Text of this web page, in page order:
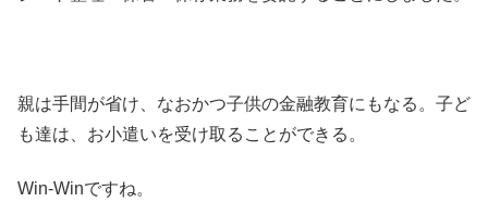
親は手間が省け、なおかつ子供の金融教育にもなる。子ど
も達は、お小遣いを受け取ることができる。
Win-Winですね。